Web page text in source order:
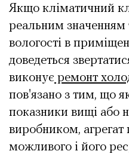
Якщо кліматичний
реальним значенням
вологості в
доведеться
виконує ремонт
пов'язано з тим, що
показники вищі або
виробником,
можливого і його